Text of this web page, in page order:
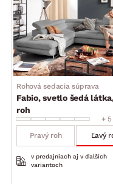
Rohová sedacia súprava
Fabio, svetlo šedá
roh
+
Pravý roh
Ľavý
v predajniach aj v ďalších
variantoch